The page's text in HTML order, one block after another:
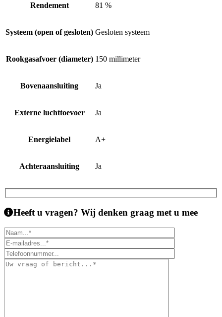
Rendement 81 %
Systeem (open of gesloten) Gesloten systeem
Rookgasafvoer (diameter) 150 millimeter
Bovenaansluiting Ja
Externe luchttoevoer Ja
Energielabel A+
Achteraansluiting Ja
Heeft u vragen? Wij denken graag met u mee